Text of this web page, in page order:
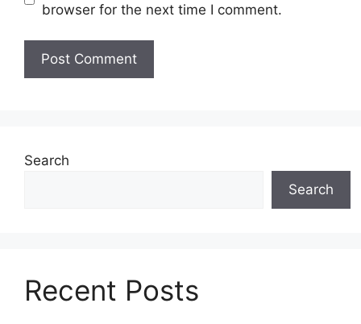
browser for the next time I comment.
Search
Search
Recent Posts